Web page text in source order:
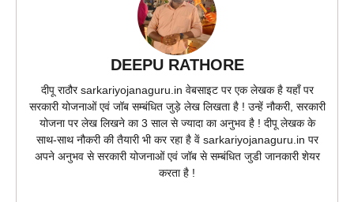
DEEPU RATHORE
दीपू राठौर sarkariyojanaguru.in वेबसाइट पर एक लेखक है यहाँ पर
सरकारी योजनाओं एवं जॉब सम्बंधित जुड़े लेख लिखता है ! उन्हें नौकरी, सरकारी
योजना पर लेख लिखने का 3 साल से ज्यादा का अनुभव है ! दीपू लेखक के
साथ-साथ नौकरी की तैयारी भी कर रहा है वें sarkariyojanaguru.in पर
अपने अनुभव से सरकारी योजनाओं एवं जॉब से सम्बंधित जुडी जानकारी शेयर
करता है !